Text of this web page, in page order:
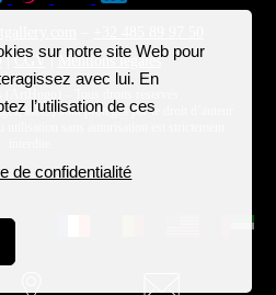
sur notre site Web pour
avec lui. En
l’utilisation de ces
de confidentialité